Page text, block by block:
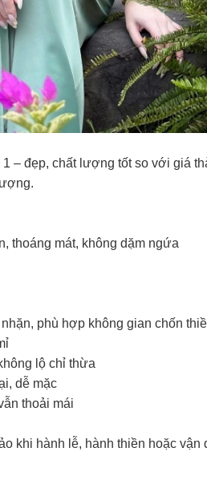
– đẹp, chất lượng tốt so với giá
thoáng mát, không dặm ngứa
phù hợp không gian chốn
lộ chỉ thừa
dễ mặc
thoải mái
khi hành lễ, hành thiền hoặc vận